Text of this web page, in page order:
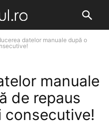
datelor manuale după o
manuale
de repaus
consecutive!